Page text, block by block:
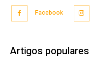
Facebook
Artigos populares